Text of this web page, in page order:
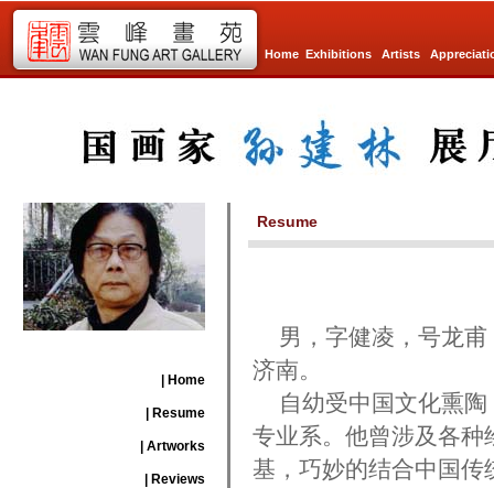
Home Exhibitions Artists
| Home
| Resume
| Artworks
| Reviews
Resume
男，字健凌，号龙甫
济南。
自幼受中国文化熏陶
专业系。他曾涉及各种
基，巧妙的结合中国